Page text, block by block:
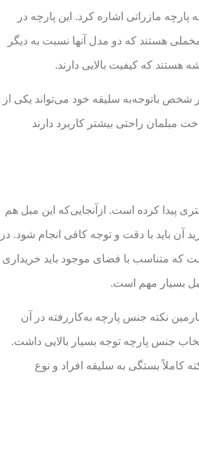
مازراتی اشاره کرد. این پارچه در
هستند که دو مدل آنها نسبت به دیگر
هستند که کیفیت بالایی دارند.
باتوجه‌به سلیقه خود می‌تواند یکی از
مبلمان راحتی بیشتر کاربرد دارند
پیدا کرده است. ازآنجایی‌که این مبل هم
آن باید با دقت و توجه کافی انجام شود. در
که متناسب با فضای موجود باید خریداری
بسیار مهم است.
نکته جنس پارچه به‌کاررفته در آن
جنس پارچه توجه بسیار بالایی داشت.
کاملاً بستگی به سلیقه افراد و نوع